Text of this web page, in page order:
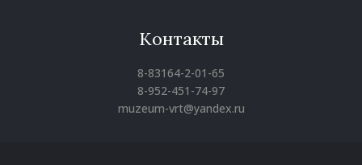
Контакты
8-83164-2-01-65
8-952-451-74-97
muzeum-vrt@yandex.ru